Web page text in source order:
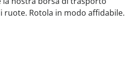
Rotola in modo affidabile.